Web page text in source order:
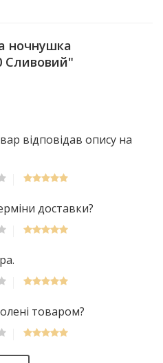
ночнушка
Сливовий"
відповідав опису на
доставки?
товаром?